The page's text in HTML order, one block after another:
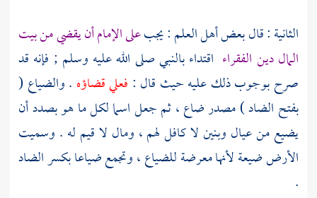
الثانية : قال بعض أهل العلم : يجبعلى الإمام أن يقضي من بيت
المال دين الفقراء اقتداء بالنبي صلى الله عليه وسلم ; فإنه قد
صرح بوجوب ذلك عليه حيث قال : فعلي قضاؤه . والضياع (
بفتح الضاد ) مصدر ضاع ، ثم جعل اسما لكل ما هو بصدد أن
يضيع من عيال وبنين لا كافل لهم ، ومال لا قيم له . وسميت
الأرض ضيعة لأنها معرضة للضياع ، وتجمع ضياعا بكسر الضاد
.